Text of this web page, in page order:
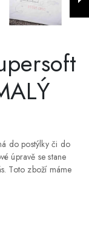
do postýlky či do
úpravě se stane
Toto zboží máme